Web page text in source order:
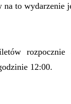
na to wydarzenie
12:00.